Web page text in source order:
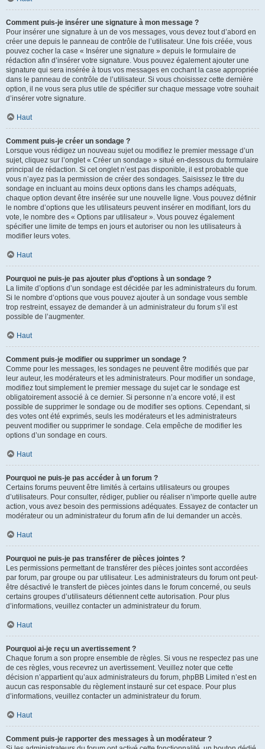
Comment puis-je insérer une signature à mon message ?
Pour insérer une signature à un de vos messages, vous devez tout d’abord en
créer une depuis le panneau de contrôle de l’utilisateur. Une fois créée, vous
pouvez cocher la case « Insérer une signature » depuis le formulaire de
rédaction afin d’insérer votre signature. Vous pouvez également ajouter une
signature qui sera insérée à tous vos messages en cochant la case appropriée
dans le panneau de contrôle de l’utilisateur. Si vous choisissez cette dernière
option, il ne vous sera plus utile de spécifier sur chaque message votre souhait
d’insérer votre signature.
Haut
Comment puis-je créer un sondage ?
Lorsque vous rédigez un nouveau sujet ou modifiez le premier message d’un
sujet, cliquez sur l’onglet « Créer un sondage » situé en-dessous du formulaire
principal de rédaction. Si cet onglet n’est pas disponible, il est probable que
vous n’ayez pas la permission de créer des sondages. Saisissez le titre du
sondage en incluant au moins deux options dans les champs adéquats,
chaque option devant être insérée sur une nouvelle ligne. Vous pouvez définir
le nombre d’options que les utilisateurs peuvent insérer en modifiant, lors du
vote, le nombre des « Options par utilisateur ». Vous pouvez également
spécifier une limite de temps en jours et autoriser ou non les utilisateurs à
modifier leurs votes.
Haut
Pourquoi ne puis-je pas ajouter plus d’options à un sondage ?
La limite d’options d’un sondage est décidée par les administrateurs du forum.
Si le nombre d’options que vous pouvez ajouter à un sondage vous semble
trop restreint, essayez de demander à un administrateur du forum s’il est
possible de l’augmenter.
Haut
Comment puis-je modifier ou supprimer un sondage ?
Comme pour les messages, les sondages ne peuvent être modifiés que par
leur auteur, les modérateurs et les administrateurs. Pour modifier un sondage,
modifiez tout simplement le premier message du sujet car le sondage est
obligatoirement associé à ce dernier. Si personne n’a encore voté, il est
possible de supprimer le sondage ou de modifier ses options. Cependant, si
des votes ont été exprimés, seuls les modérateurs et les administrateurs
peuvent modifier ou supprimer le sondage. Cela empêche de modifier les
options d’un sondage en cours.
Haut
Pourquoi ne puis-je pas accéder à un forum ?
Certains forums peuvent être limités à certains utilisateurs ou groupes
d’utilisateurs. Pour consulter, rédiger, publier ou réaliser n’importe quelle autre
action, vous avez besoin des permissions adéquates. Essayez de contacter un
modérateur ou un administrateur du forum afin de lui demander un accès.
Haut
Pourquoi ne puis-je pas transférer de pièces jointes ?
Les permissions permettant de transférer des pièces jointes sont accordées
par forum, par groupe ou par utilisateur. Les administrateurs du forum ont peut-
être désactivé le transfert de pièces jointes dans le forum concerné, ou seuls
certains groupes d’utilisateurs détiennent cette autorisation. Pour plus
d’informations, veuillez contacter un administrateur du forum.
Haut
Pourquoi ai-je reçu un avertissement ?
Chaque forum a son propre ensemble de règles. Si vous ne respectez pas une
de ces règles, vous recevrez un avertissement. Veuillez noter que cette
décision n’appartient qu’aux administrateurs du forum, phpBB Limited n’est en
aucun cas responsable du règlement instauré sur cet espace. Pour plus
d’informations, veuillez contacter un administrateur du forum.
Haut
Comment puis-je rapporter des messages à un modérateur ?